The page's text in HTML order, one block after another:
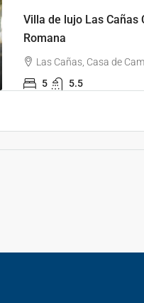
Villa de lujo Las Cañas
Romana
Las Cañas, Casa de
5
5.5